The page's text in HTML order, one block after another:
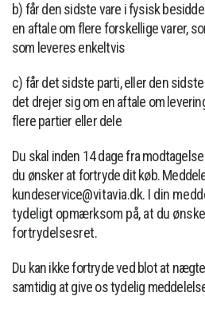
b) får den sidste vare i fysisk
en aftale om flere forskellige varer,
som leveres enkeltvis
c) får det sidste parti, eller den
det drejer sig om en aftale om
flere partier eller dele
Du skal inden 14 dage fra
du ønsker at fortryde dit køb.
kundeservice@vitavia.dk. I din
tydeligt opmærksom på, at du
fortrydelsesret.
Du kan ikke fortryde ved blot at
samtidig at give os tydelig